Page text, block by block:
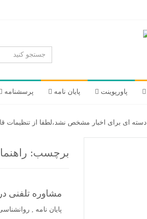
پاورپوینت پایان نامه پرسشنامه
دسته ای برای اخبار مشخص نشد،لطفا از تنظیمات
برچسب:
مشاوره تلفنی
پایان نامه ,